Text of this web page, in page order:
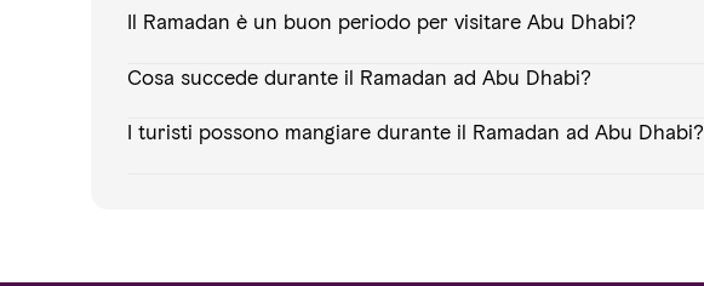
Il Ramadan è un buon periodo per visitare Abu Dhabi?
Cosa succede durante il Ramadan ad Abu Dhabi?
I turisti possono mangiare durante il Ramadan ad Abu Dhabi?